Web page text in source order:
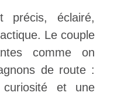
précis, éclairé,
Le couple
comme on
de route :
et une